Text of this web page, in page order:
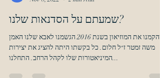
edna yahav
Nov 8, 2022
2 min read